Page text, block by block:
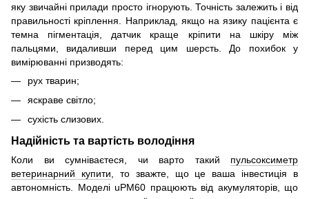
яку звичайні прилади просто ігнорують. Точність залежить і від
правильності кріплення. Наприклад, якщо на язику пацієнта є
темна пігментація, датчик краще кріпити на шкіру між
пальцями, видаливши перед цим шерсть. До похибок у
вимірюванні призводять:
рух тварин;
яскраве світло;
сухість слизових.
Надійність та вартість володіння
Коли ви сумніваєтеся, чи варто такий пульсоксиметр
ветеринарний купити , то зважте, що це ваша інвестиція в
автономність. Моделі uPM60 працюють від акумуляторів, що